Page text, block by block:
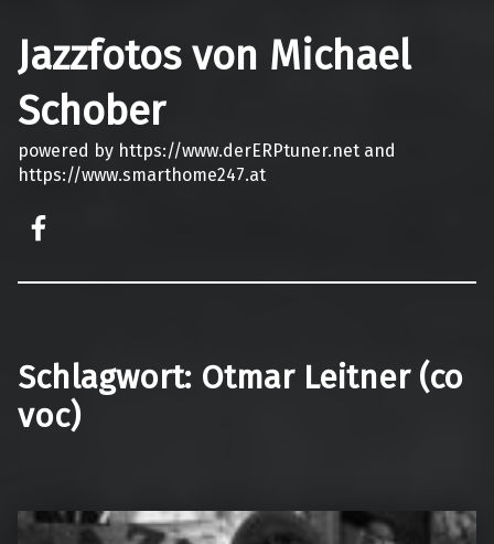
Jazzfotos von Michael
Schober
powered by https://www.derERPtuner.net and
https://www.smarthome247.at
Schlagwort: Otmar Leitner (co
voc)